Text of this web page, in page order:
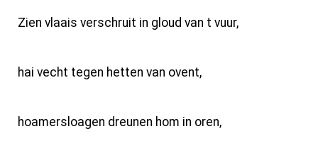
Zien vlaais verschruit in gloud van t vuur,
hai vecht tegen hetten van ovent,
hoamersloagen dreunen hom in oren,